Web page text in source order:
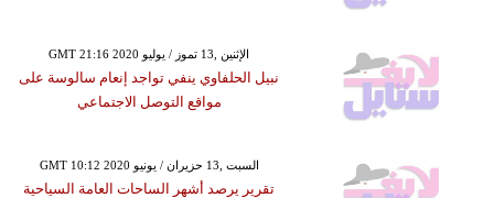
GMT 21:16 2020 الإثنين ,13 تموز / يوليو
نبيل الحلفاوي ينفي تواجد إنعام سالوسة على
مواقع التوصل الاجتماعي
GMT 10:12 2020 السبت ,13 حزيران / يونيو
تقرير يرصد أشهر الساحات العامة السياحية